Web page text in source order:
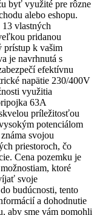
byť využité pre rôzne
alebo eshopu.
vlastných
pridanou
prístup k vašim
je navrhnutá s
efektívnu
napätie 230/400V
využitia
63A
príležitosťou
potenciálom
svojou
priestoroch, čo
Cena pozemku je
ktoré
svoje
budúcnosti, tento
a dohodnutie
aby sme vám pomohli